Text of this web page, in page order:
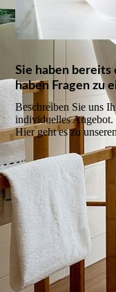
Sie haben
haben Fragen zu
Beschreiben Sie uns
individuelles Angebot.
Hier geht es zu